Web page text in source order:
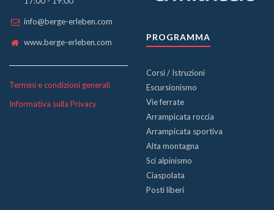
info@berge-erleben.com
www.berge-erleben.com
Termini e condizioni generali
Informativa sulla Privacy
PROGRAMMA
Corsi / Istruzioni
Escursionismo
Vie ferrate
Arrampicata roccia
Arrampicata sportiva
Alta montagna
Sci alpinismo
Ciaspolata
Posti liberi